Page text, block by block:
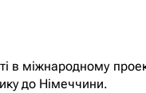
в міжнародному
до Німеччини.